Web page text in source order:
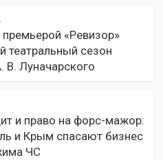
«Ревизор»
театральный сезон
В. Луначарского
и право на форс-мажор:
и Крым спасают бизнес
ЧС